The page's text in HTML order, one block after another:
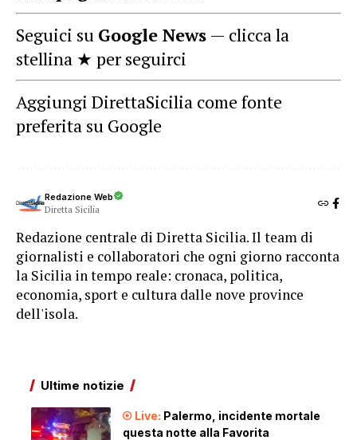
Seguici su Google News — clicca la
stellina ★ per seguirci
Aggiungi DirettaSicilia come fonte
preferita su Google
Redazione Web
Diretta Sicilia
Redazione centrale di Diretta Sicilia. Il team di
giornalisti e collaboratori che ogni giorno racconta
la Sicilia in tempo reale: cronaca, politica,
economia, sport e cultura dalle nove province
dell'isola.
Ultime notizie
Palermo, incidente mortale
questa notte alla Favorita